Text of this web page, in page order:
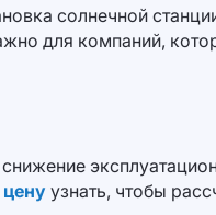
солнечной
для компаний,
узнать, чтобы